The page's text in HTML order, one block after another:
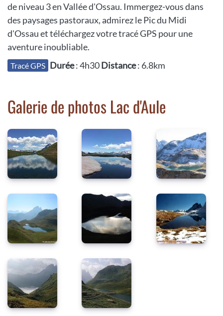
de niveau 3 en Vallée d'Ossau. Immergez-vous dans
des paysages pastoraux, admirez le Pic du Midi
d'Ossau et téléchargez votre tracé GPS pour une
aventure inoubliable.
Tracé GPS Durée: 4h30Distance: 6.8km
Galerie de photos Lac d'Aule